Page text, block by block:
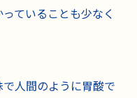
ていることも少なく
人間のように胃酸で